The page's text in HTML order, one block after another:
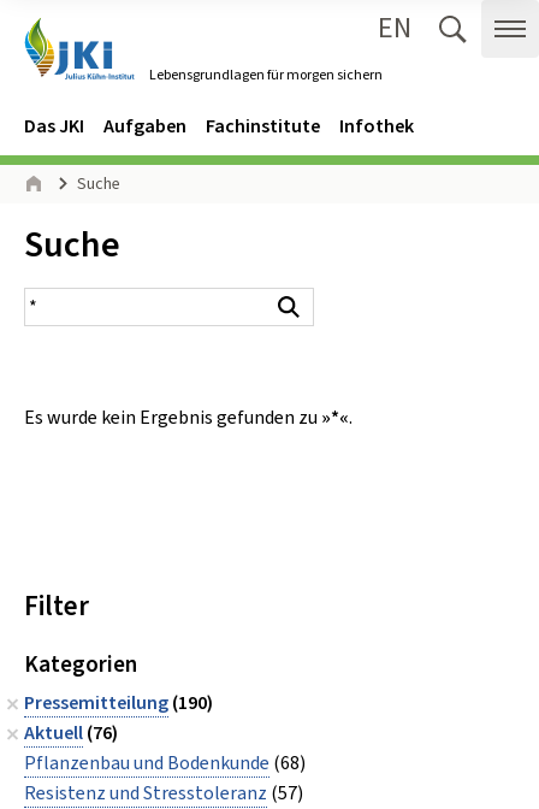
Lebensgrundlagen für morgen sichern
EN
Navigation
Hauptmenü
Das JKI Aufgaben Fachinstitute Infothek
Seitenpfad
Suche
Inhalt:
Suche
Suchergebnis
Es wurde kein Ergebnis gefunden zu »*«.
Filter
Kategorien
Pressemitteilung(190)
Aktuell(76)
Pflanzenbau und Bodenkunde (68)
Resistenz und Stresstoleranz (57)